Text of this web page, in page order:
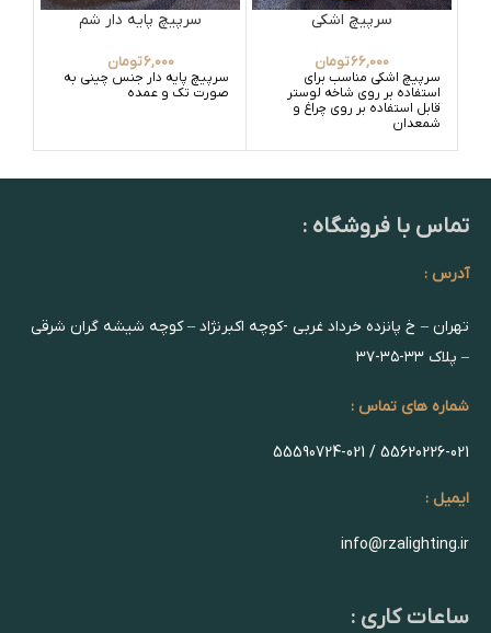
سرپیچ اشکی
66,000تومان
سرپیچ اشکی مناسب برای
استفاده بر روی شاخه لوستر
قابل استفاده بر روی چراغ و
شمعدان
سرپیچ پایه دار شم
6,000تومان
سرپیچ پایه دار جنس چینی به
صورت تک و عمده
تماس با فروشگاه :
آدرس :
تهران – خ پانزده خرداد غربی -کوچه اکبرنژاد – کوچه شیشه گران شرقی
– پلاک ۳۳-۳۵-۳۷
شماره های تماس :
55620226-021 / 55590724-021
ایمیل :
info@rzalighting.ir
ساعات کاری :